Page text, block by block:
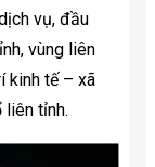
vụ, đầu
vùng liên
kinh tế – xã
liên tỉnh.